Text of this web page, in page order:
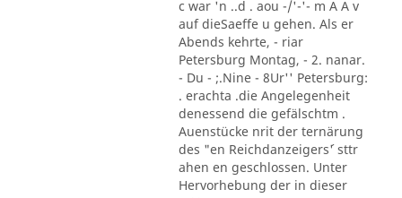
c war 'n ..d . aou -/'-'- m A A v
auf dieSaeffe u gehen. Als er
Abends kehrte, - riar
Petersburg Montag, - 2. nanar.
- Du - ;.Nine - 8Ur'' Petersburg:
. erachta .die Angelegenheit
denessend die gefälschtm .
Auenstücke nrit der ternärung
des "en Reichdanzeigers´' sttr
ahen en geschlossen. Unter
Hervorhebung der in dieser